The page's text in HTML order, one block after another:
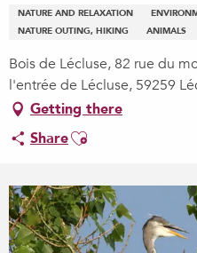
NATURE AND RELAXATION
NATURE OUTING, HIKING
ANIMALS
Bois de Lécluse, 82 rue du
l'entrée de Lécluse, 59259
Getting there
ShareAjouter aux favoris